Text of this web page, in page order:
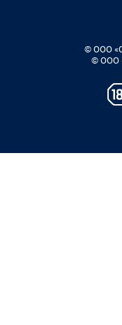
© ООО
© ООО